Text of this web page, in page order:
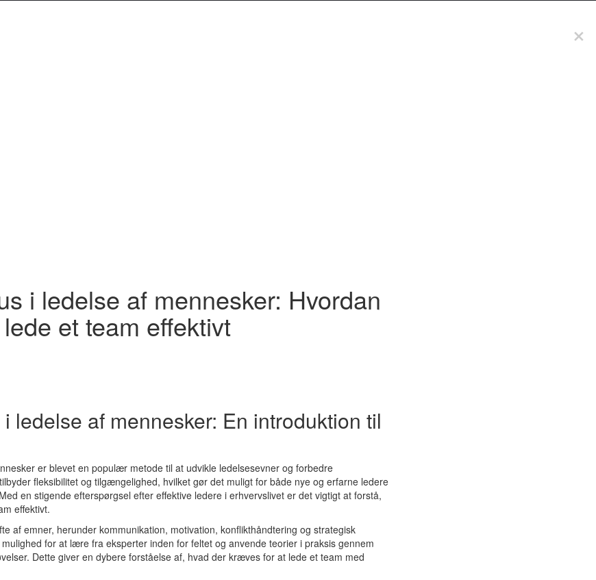
i ledelse af mennesker: Hvordan
et team effektivt
ledelse af mennesker: En introduktion til
er blevet en populær metode til at udvikle ledelsesevner og forbedre
fleksibilitet og tilgængelighed, hvilket gør det muligt for både nye og erfarne ledere
en stigende efterspørgsel efter effektive ledere i erhvervslivet er det vigtigt at forstå,
effektivt.
af emner, herunder kommunikation, motivation, konflikthåndtering og strategisk
for at lære fra eksperter inden for feltet og anvende teorier i praksis gennem
Dette giver en dybere forståelse af, hvad der kræves for at lede et team med